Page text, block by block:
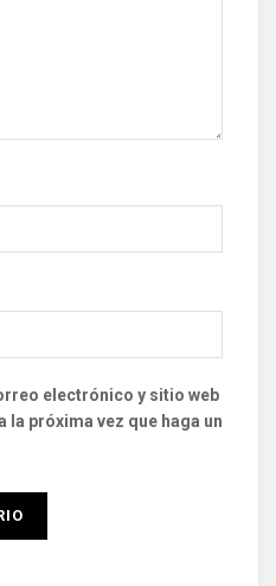
electrónico y sitio web
la próxima vez que haga un